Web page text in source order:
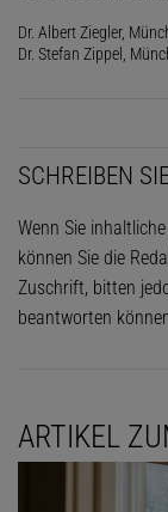
Dr. Albert Ziegler,
Dr. Stefan Zippel,
SCHREIBEN
Wenn Sie
können Sie die
Zuschrift, bitten
beantworten
ARTIKEL